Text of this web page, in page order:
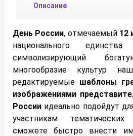
Описание
День России, отмечаемый 12
национального
символизирующий
многообразие культур
редактируемые шаблоны
изображениями
России идеально подойдут
участникам
сможете быстро внести